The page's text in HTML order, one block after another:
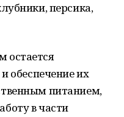
персика,
обеспечение их
питанием,
в части